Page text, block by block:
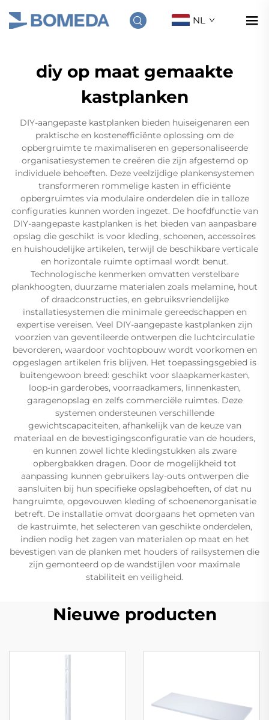
NL
diy op maat gemaakte
kastplanken
DIY-aangepaste kastplanken bieden huiseigenaren een
praktische en kostenefficiënte oplossing om de
opbergruimte te maximaliseren en gepersonaliseerde
organisatiesystemen te creëren die zijn afgestemd op
individuele behoeften. Deze veelzijdige plankensystemen
transformeren rommelige kasten in efficiënte
opbergruimtes via modulaire onderdelen die in talloze
configuraties kunnen worden ingezet. De hoofdfunctie van
DIY-aangepaste kastplanken is het bieden van aanpasbare
opslag die geschikt is voor kleding, schoenen, accessoires
en huishoudelijke artikelen, terwijl de beschikbare verticale
en horizontale ruimte optimaal wordt benut.
Technologische kenmerken omvatten verstelbare
plankhoogten, duurzame materialen zoals melamine, hout
of draadconstructies, en gebruiksvriendelijke
installatiesystemen die minimale gereedschappen en
expertise vereisen. Veel DIY-aangepaste kastplanken zijn
voorzien van geventileerde ontwerpen die luchtcirculatie
bevorderen, waardoor vochtopbouw wordt voorkomen en
opgeslagen artikelen fris blijven. Het toepassingsgebied is
buitengewoon breed: geschikt voor slaapkamerkasten,
loop-in garderobes, voorraadkamers, linnenkasten,
garagenopslag en zelfs commerciële ruimtes. Deze
systemen ondersteunen verschillende
gewichtscapaciteiten, afhankelijk van de keuze van
materiaal en de bevestigingsconfiguratie van de houders,
en kunnen zowel lichte kledingstukken als zware
opbergbakken dragen. Door de mogelijkheid tot
aanpassing kunnen gebruikers lay-outs ontwerpen die
aansluiten bij hun specifieke opslagbehoeften, of dat nu
hangruimte, opgevouwen kleding of schoenenorganisatie
betreft. De installatie omvat doorgaans het opmeten van
de kastruimte, het selecteren van geschikte onderdelen,
indien nodig het zagen van materialen op maat en het
bevestigen van de planken met houders of railsystemen die
zijn gemonteerd op de wandstijlen voor maximale
stabiliteit en veiligheid.
Nieuwe producten